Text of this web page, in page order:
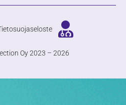
Oy 2023 – 2026